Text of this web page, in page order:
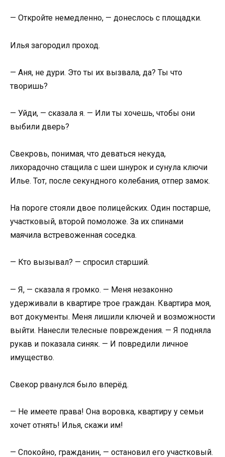
— Откройте немедленно, — донеслось с площадки.
Илья загородил проход.
— Аня, не дури. Это ты их вызвала, да? Ты что
творишь?
— Уйди, — сказала я. — Или ты хочешь, чтобы они
выбили дверь?
Свекровь, понимая, что деваться некуда,
лихорадочно стащила с шеи шнурок и сунула ключи
Илье. Тот, после секундного колебания, отпер замок.
На пороге стояли двое полицейских. Один постарше,
участковый, второй помоложе. За их спинами
маячила встревоженная соседка.
— Кто вызывал? — спросил старший.
— Я, — сказала я громко. — Меня незаконно
удерживали в квартире трое граждан. Квартира моя,
вот документы. Меня лишили ключей и возможности
выйти. Нанесли телесные повреждения. — Я подняла
рукав и показала синяк. — И повредили личное
имущество.
Свекор рванулся было вперёд.
— Не имеете права! Она воровка, квартиру у семьи
хочет отнять! Илья, скажи им!
— Спокойно, гражданин, — остановил его участковый.